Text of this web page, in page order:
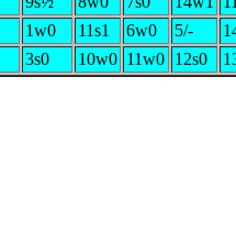
1w0 11s1 6w0 5/-
3s0 10w0 11w0 12s0